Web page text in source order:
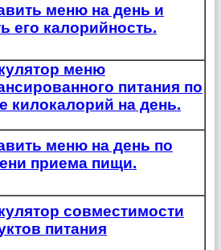
меню на день и
его калорийность.
меню
питания по
килокалорий на день.
меню на день по
приема пищи.
совместимости
питания